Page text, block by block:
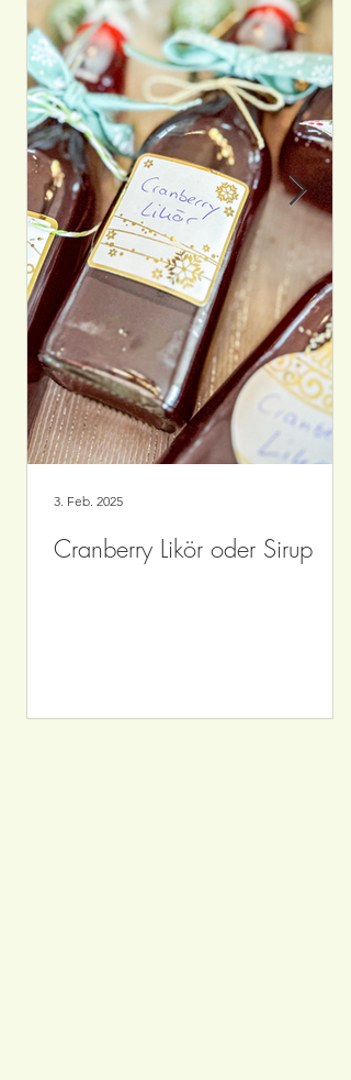
Cranberry Likör oder Sirup
3. Feb. 2025